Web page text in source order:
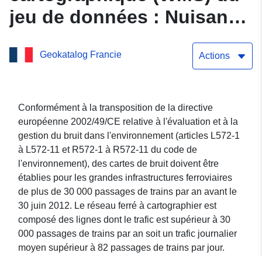
jeu de données : Nuisance
Bruit - Classement sonore
des voies ferrées en 2015
Geokatalog Francie Actions
Conformément à la transposition de la directive
européenne 2002/49/CE relative à l'évaluation et à la
gestion du bruit dans l'environnement (articles L572-1
à L572-11 et R572-1 à R572-11 du code de
l'environnement), des cartes de bruit doivent être
établies pour les grandes infrastructures ferroviaires
de plus de 30 000 passages de trains par an avant le
30 juin 2012. Le réseau ferré à cartographier est
composé des lignes dont le trafic est supérieur à 30
000 passages de trains par an soit un trafic journalier
moyen supérieur à 82 passages de trains par jour.